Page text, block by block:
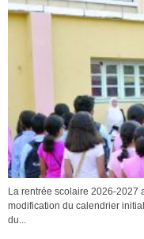
La rentrée scolaire 2026-2027
modification du calendrier
du...